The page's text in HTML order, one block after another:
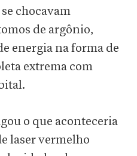
chocavam
de argônio,
energia na forma de
extrema com
o que aconteceria
laser vermelho